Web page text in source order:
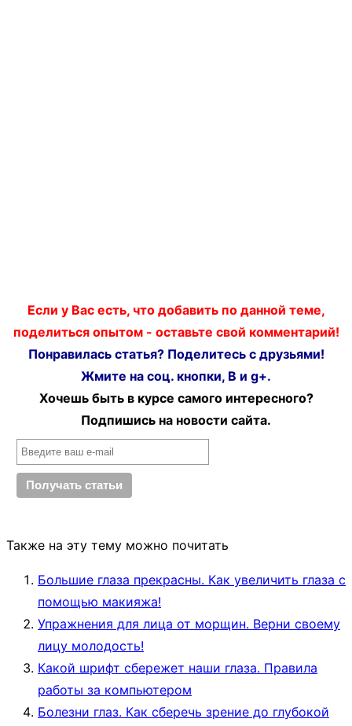
Если у Вас есть, что добавить по данной теме,
поделиться опытом - оставьте свой комментарий!
Понравилась статья? Поделитесь с друзьями!
Жмите на соц. кнопки, В и g+.
Хочешь быть в курсе самого интересного?
Подпишись на новости сайта.
Также на эту тему можно почитать
Большие глаза прекрасны. Как увеличить глаза с
помощью макияжа!
Упражнения для лица от морщин. Верни своему
лицу молодость!
Какой шрифт сбережет наши глаза. Правила
работы за компьютером
Болезни глаз. Как сберечь зрение до глубокой